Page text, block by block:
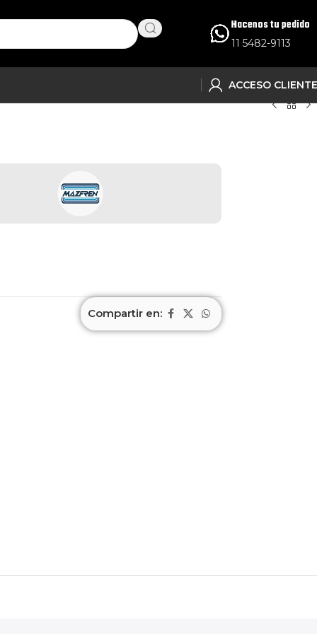
Hacenos tu pedido
11 5482-9113
ACCESO
Compartir en: